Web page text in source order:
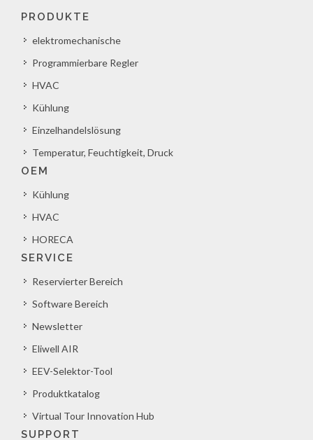
PRODUKTE
elektromechanische
Programmierbare Regler
HVAC
Kühlung
Einzelhandelslösung
Temperatur, Feuchtigkeit, Druck
OEM
Kühlung
HVAC
HORECA
SERVICE
Reservierter Bereich
Software Bereich
Newsletter
Eliwell AIR
EEV-Selektor-Tool
Produktkatalog
Virtual Tour Innovation Hub
SUPPORT